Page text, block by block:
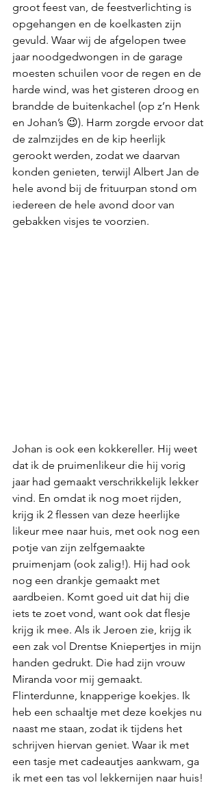
groot feest van, de feestverlichting is
opgehangen en de koelkasten zijn
gevuld. Waar wij de afgelopen twee
jaar noodgedwongen in de garage
moesten schuilen voor de regen en de
harde wind, was het gisteren droog en
brandde de buitenkachel (op z’n Henk
en Johan’s 😉). Harm zorgde ervoor dat
de zalmzijdes en de kip heerlijk
gerookt werden, zodat we daarvan
konden genieten, terwijl Albert Jan de
hele avond bij de frituurpan stond om
iedereen de hele avond door van
gebakken visjes te voorzien.
Johan is ook een kokkereller. Hij weet
dat ik de pruimenlikeur die hij vorig
jaar had gemaakt verschrikkelijk lekker
vind. En omdat ik nog moet rijden,
krijg ik 2 flessen van deze heerlijke
likeur mee naar huis, met ook nog een
potje van zijn zelfgemaakte
pruimenjam (ook zalig!). Hij had ook
nog een drankje gemaakt met
aardbeien. Komt goed uit dat hij die
iets te zoet vond, want ook dat flesje
krijg ik mee. Als ik Jeroen zie, krijg ik
een zak vol Drentse Kniepertjes in mijn
handen gedrukt. Die had zijn vrouw
Miranda voor mij gemaakt.
Flinterdunne, knapperige koekjes. Ik
heb een schaaltje met deze koekjes nu
naast me staan, zodat ik tijdens het
schrijven hiervan geniet. Waar ik met
een tasje met cadeautjes aankwam, ga
ik met een tas vol lekkernijen naar huis!